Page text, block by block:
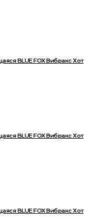
BLUE FOX Вибракс Хот
BLUE FOX Вибракс Хот
BLUE FOX Вибракс Хот